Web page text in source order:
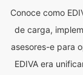
Conoce como
de carga,
asesores-e para
EDIVA era